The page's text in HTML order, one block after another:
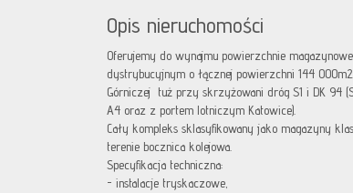
Opis nieruchomości
Oferujemy do wynajmu powierzchnie
dystrybucyjnym o łącznej powierzchni 144
Górniczej tuż przy skrzyżowani dróg S1 i DK 94
A4 oraz z portem lotniczym Katowice).
Cały kompleks sklasyfikowany jako magazyny
terenie bocznica kolejowa.
Specyfikacja techniczna:
- instalacje tryskaczowe,